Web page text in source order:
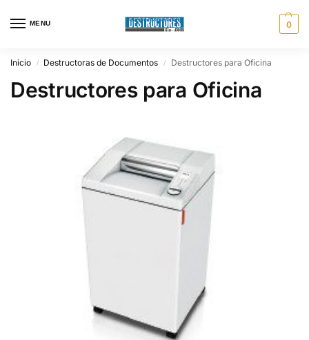
MENU 0
Inicio / Destructoras de Documentos / Destructores para Oficina
Destructores para Oficina